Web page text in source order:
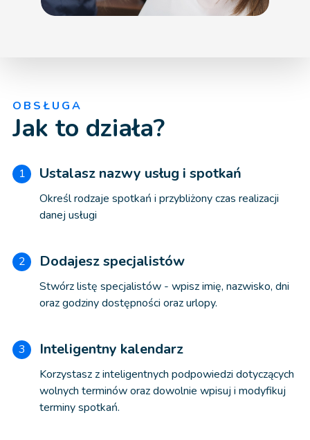
OBSŁUGA
Jak to działa?
1 Ustalasz nazwy usług i spotkań
Określ rodzaje spotkań i przybliżony czas realizacji
danej usługi
2 Dodajesz specjalistów
Stwórz listę specjalistów - wpisz imię, nazwisko, dni
oraz godziny dostępności oraz urlopy.
3 Inteligentny kalendarz
Korzystasz z inteligentnych podpowiedzi dotyczących
wolnych terminów oraz dowolnie wpisuj i modyfikuj
terminy spotkań.